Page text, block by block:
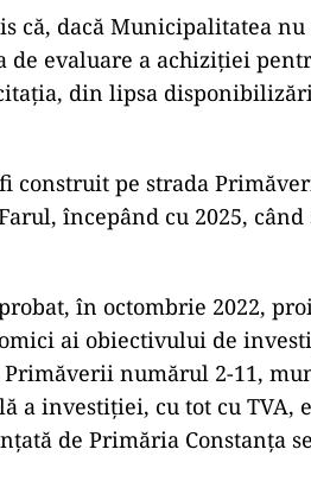
că, dacă Municipalitatea
de evaluare a achiziției
din lipsa
construit pe strada
începând cu 2025,
în octombrie 2022,
ai obiectivului de
Primăverii numărul 2-11,
a investiției, cu tot cu TVA,
de Primăria Constanța